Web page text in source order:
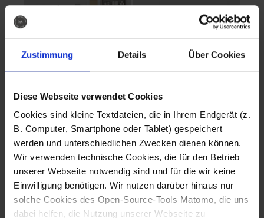
Zustimmung Details Über Cookies
Diese Webseite verwendet Cookies
Cookies sind kleine Textdateien, die in Ihrem Endgerät (z.
B. Computer, Smartphone oder Tablet) gespeichert
werden und unterschiedlichen Zwecken dienen können.
Wir verwenden technische Cookies, die für den Betrieb
unserer Webseite notwendig sind und für die wir keine
Einwilligung benötigen. Wir nutzen darüber hinaus nur
solche Cookies des Open-Source-Tools Matomo, die uns
dabei helfen, die Nutzung unserer Webseite zu
Fotografo: Lorenz
Sternbach
Download
Fotografo: Lorenz
Sternbach
Download